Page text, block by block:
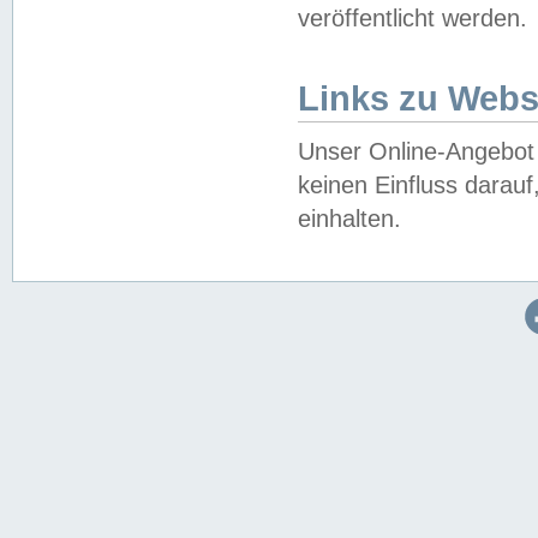
veröffentlicht werden.
Links zu
Unser Online-
keinen Einfluss
einhalten.